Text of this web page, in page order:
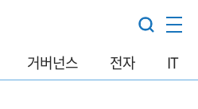
거버넌스 전자 IT